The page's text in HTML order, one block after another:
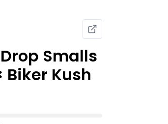
Smalls
Biker Kush